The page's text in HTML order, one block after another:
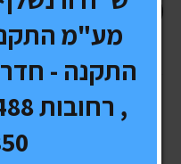
מצלמת רוורס צבעונית
מע"מ
התקנה -